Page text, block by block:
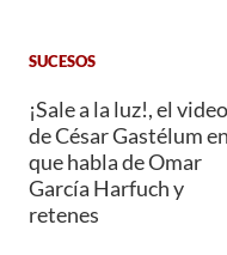
SUCESOS
¡Sale a la luz!, el video
de César Gastélum
que habla de Omar
García Harfuch y
retenes